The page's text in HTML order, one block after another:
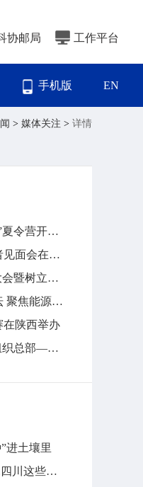
协邮局 工作平台
手机版 EN
> 媒体关注 > 详情
彭丽媛出席2026年“爱在阳光下”夏令营开营式
中国科协主席与青年科技工作者见面会在国家科技传播中心举行
中国科协举行“两优一先”表彰大会暨树立和践行正确政绩观学习教育专题党课
2026年第七期中国科技会堂论坛 聚焦能源转型与碳中和
在陕西举办
“糖丸爷爷”走进联合国教科文组织总部——顾方舟诞辰100周年系列纪念活动在法国举办
进土壤里
人造太阳、西昌卫星发射基地...四川这些科普宝藏“蜀”实低调不了